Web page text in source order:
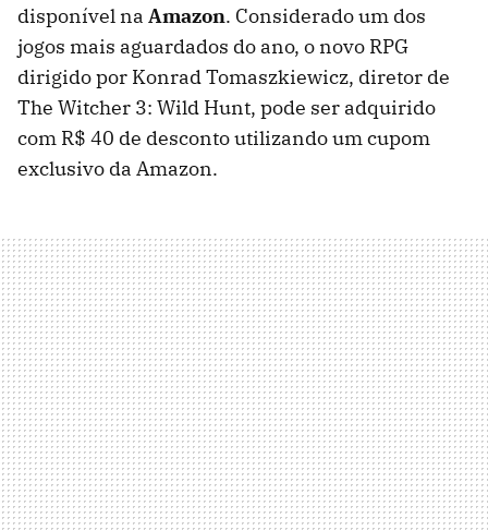
disponível na Amazon. Considerado um dos
jogos mais aguardados do ano, o novo RPG
dirigido por Konrad Tomaszkiewicz, diretor de
The Witcher 3: Wild Hunt, pode ser adquirido
com R$ 40 de desconto utilizando um cupom
exclusivo da Amazon.